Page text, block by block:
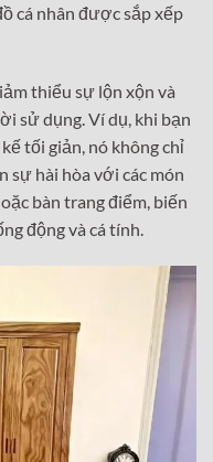
cá nhân được sắp xếp
thiểu sự lộn xộn và
sử dụng. Ví dụ, khi bạn
tối giản, nó không chỉ
sự hài hòa với các món
bàn trang điểm, biến
động và cá tính.